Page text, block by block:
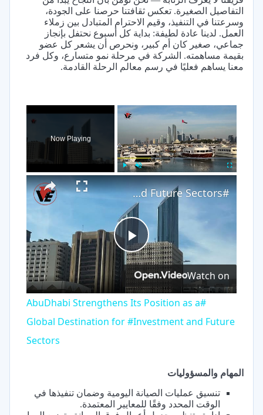
التفاصيل الصغيرة. تعكس ثقافتنا حرصنا على الجودة،
وسرعتنا في التنفيذ، وقيم الاحترام المتبادل بين زملاء
العمل. لدينا عادة لطيفة: بداية كل أسبوع نحتفل بإنجاز
جماعي، صغير كان أم كبير، ونحرص أن يشعر كل عضو
بقيمة مساهمته. الشركة في مرحلة نمو متسارع، وكل فرد
معنا يساهم فعليًا في رسم معالم الرحلة القادمة.
Now Playing
×
Play
Video
#AbuDhabi Strengthens Its Position as a Global Destination for #Investment and Future Sectors
Watch on
#AbuDhabi Strengthens Its Position as a
Global Destination for #Investment and Future
Sectors
المهام والمسؤوليات
تنسيق عمليات الصيانة اليومية وضمان تنفيذها في
الوقت المحدد وفقًا للمعايير المعتمدة.